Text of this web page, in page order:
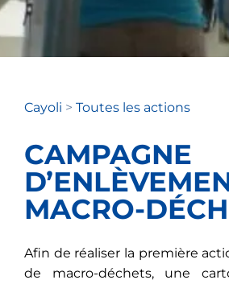
Cayoli > Toutes les actions
CAMPAGNE
MACRO-
Afin de réaliser la première
de macro-déchets, une